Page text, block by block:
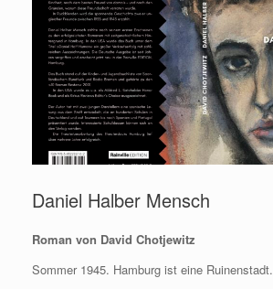
Daniel Halber Mensch
Roman von David Chotjewitz
Sommer 1945. Hamburg ist eine Ruinenstadt.